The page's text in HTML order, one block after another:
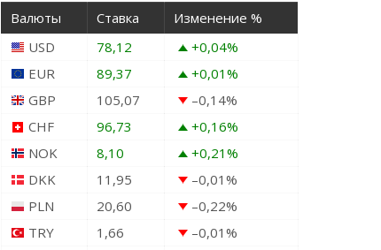
Валюты Ставка
Изменение %
USD
78,12 +0,04%
EUR
89,37 +0,01%
GBP
105,07 –0,14%
CHF
96,73 +0,16%
NOK
8,10 +0,21%
DKK
11,95 –0,01%
PLN
20,60 –0,22%
TRY
1,66 –0,01%